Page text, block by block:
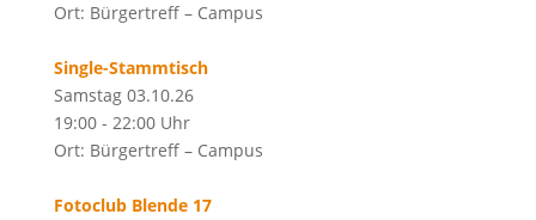
Ort: Bürgertreff – Campus
Single-Stammtisch
Samstag 03.10.26
19:00 - 22:00 Uhr
Ort: Bürgertreff – Campus
Fotoclub Blende 17